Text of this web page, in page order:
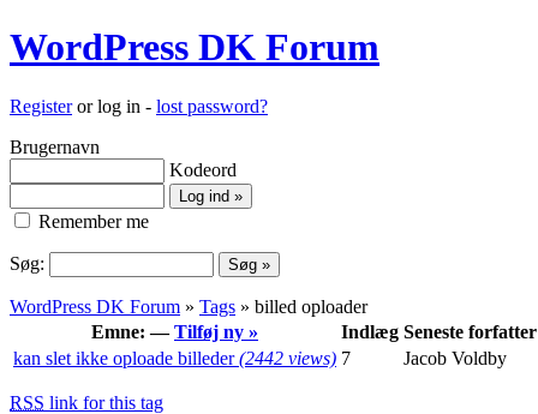
WordPress DK Forum
Registeror log in - lost password?
Brugernavn
Kodeord
Remember me
Søg:
WordPress DK Forum » Tags » billed oploader
Emne: —Tilføj ny » Indlæg Seneste forfatter
kan slet ikke oploade billeder(2442 views) 7 Jacob Voldby
RSS link for this tag